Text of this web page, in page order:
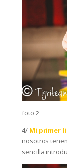
foto 2
4/Mi primer
nosotros
sencilla